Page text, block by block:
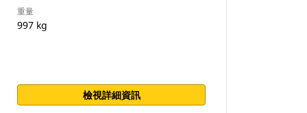
重量
997 kg
檢視詳細資訊